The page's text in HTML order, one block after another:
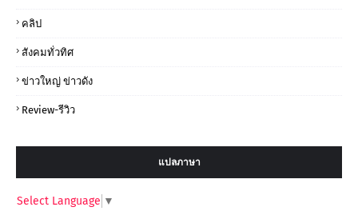
คลิป
สังคมทั่วทิศ
ข่าวใหญ่ ข่าวดัง
Review-รีวิว
แปลภาษา
Select Language ▼